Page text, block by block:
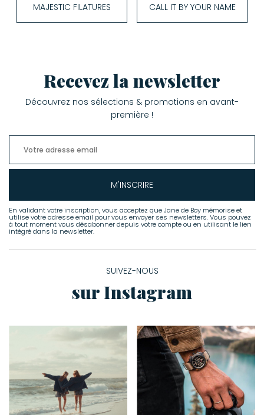
MAJESTIC FILATURES CALL IT BY YOUR NAME
Recevez la newsletter
Découvrez nos sélections & promotions en avant-
première !
M'INSCRIRE
En validant votre inscription, vous acceptez que Jane de Boy mémorise et
utilise votre adresse email pour vous envoyer ses newsletters. Vous pouvez
à tout moment vous désabonner depuis votre compte ou en utilisant le lien
intégré dans la newsletter.
SUIVEZ-NOUS
sur Instagram